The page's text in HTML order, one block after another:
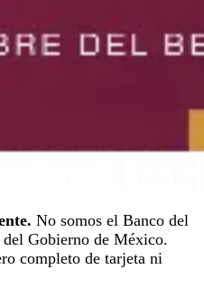
No somos el Banco del
Gobierno de México.
completo de tarjeta ni